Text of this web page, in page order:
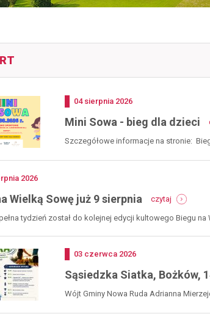
Dodano
04 sierpnia 2026
Mini Sowa - bieg dla dzieci
Szczegółowe informacje na stronie:
2026
Wielką Sowę już 9 sierpnia czytaj
bieg
na
sowę
sierpnia
tydzień został do kolejnej edycji kultowego Biegu na
Dodano
03 czerwca 2026
Sąsiedzka Siatka, Bożków,
Wójt Gminy Nowa Ruda Adrianna